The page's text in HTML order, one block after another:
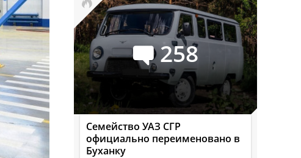
258
Семейство УАЗ СГР
официально переименовано в
Буханку